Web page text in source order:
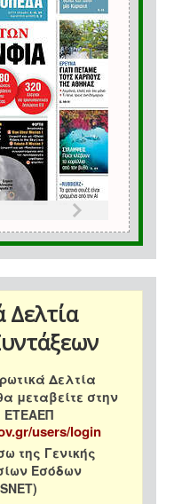
Δελτία
Δελτία
μεταβείτε στην
ΕΤΕΑΕΠ
users/login
της Γενικής
Εσόδων